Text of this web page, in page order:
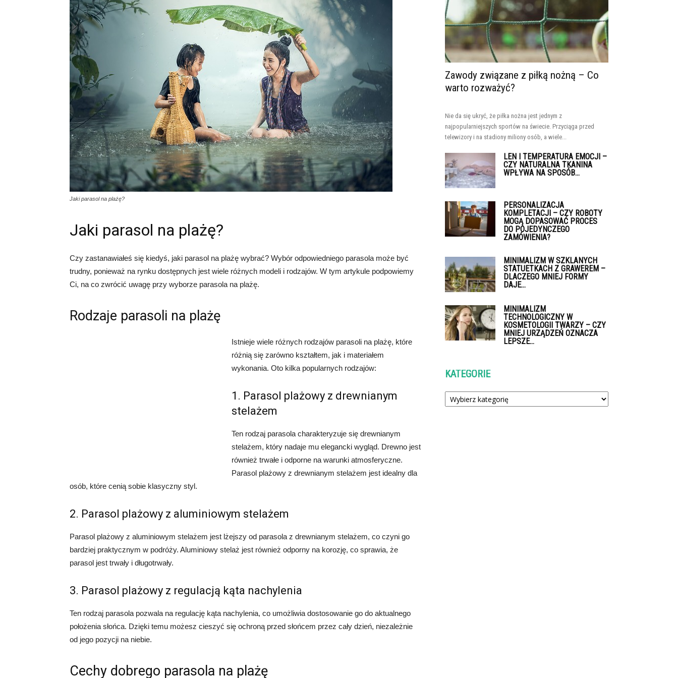
Jaki parasol na plażę?
Jaki parasol na plażę?
Czy zastanawiałeś się kiedyś, jaki parasol na plażę wybrać? Wybór odpowiedniego parasola może być
trudny, ponieważ na rynku dostępnych jest wiele różnych modeli i rodzajów. W tym artykule podpowiemy
Ci, na co zwrócić uwagę przy wyborze parasola na plażę.
Rodzaje parasoli na plażę
Istnieje wiele różnych rodzajów parasoli na plażę, które
różnią się zarówno kształtem, jak i materiałem
wykonania. Oto kilka popularnych rodzajów:
1. Parasol plażowy z drewnianym
stelażem
Ten rodzaj parasola charakteryzuje się drewnianym
stelażem, który nadaje mu elegancki wygląd. Drewno jest
również trwałe i odporne na warunki atmosferyczne.
Parasol plażowy z drewnianym stelażem jest idealny dla
osób, które cenią sobie klasyczny styl.
2. Parasol plażowy z aluminiowym stelażem
Parasol plażowy z aluminiowym stelażem jest lżejszy od parasola z drewnianym stelażem, co czyni go
bardziej praktycznym w podróży. Aluminiowy stelaż jest również odporny na korozję, co sprawia, że
parasol jest trwały i długotrwały.
3. Parasol plażowy z regulacją kąta nachylenia
Ten rodzaj parasola pozwala na regulację kąta nachylenia, co umożliwia dostosowanie go do aktualnego
położenia słońca. Dzięki temu możesz cieszyć się ochroną przed słońcem przez cały dzień, niezależnie
od jego pozycji na niebie.
Cechy dobrego parasola na plażę
Zawody związane z piłką nożną – Co
warto rozważyć?
Nie da się ukryć, że piłka nożna jest jednym z
najpopularniejszych sportów na świecie. Przyciąga przed
telewizory i na stadiony miliony osób, a wiele...
LEN I TEMPERATURA EMOCJI –
CZY NATURALNA TKANINA
WPŁYWA NA SPOSÓB...
PERSONALIZACJA
KOMPLETACJI – CZY ROBOTY
MOGĄ DOPASOWAĆ PROCES
DO POJEDYNCZEGO
ZAMÓWIENIA?
MINIMALIZM W SZKLANYCH
STATUETKACH Z GRAWEREM –
DLACZEGO MNIEJ FORMY
DAJE...
MINIMALIZM
TECHNOLOGICZNY W
KOSMETOLOGII TWARZY – CZY
MNIEJ URZĄDZEŃ OZNACZA
LEPSZE...
KATEGORIE
Kategorie